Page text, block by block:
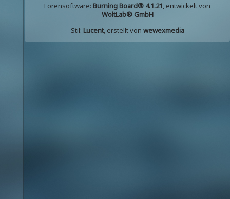
Forensoftware: Burning Board® 4.1.21, entwickelt von
WoltLab® GmbH
Stil: Lucent, erstellt von wewexmedia